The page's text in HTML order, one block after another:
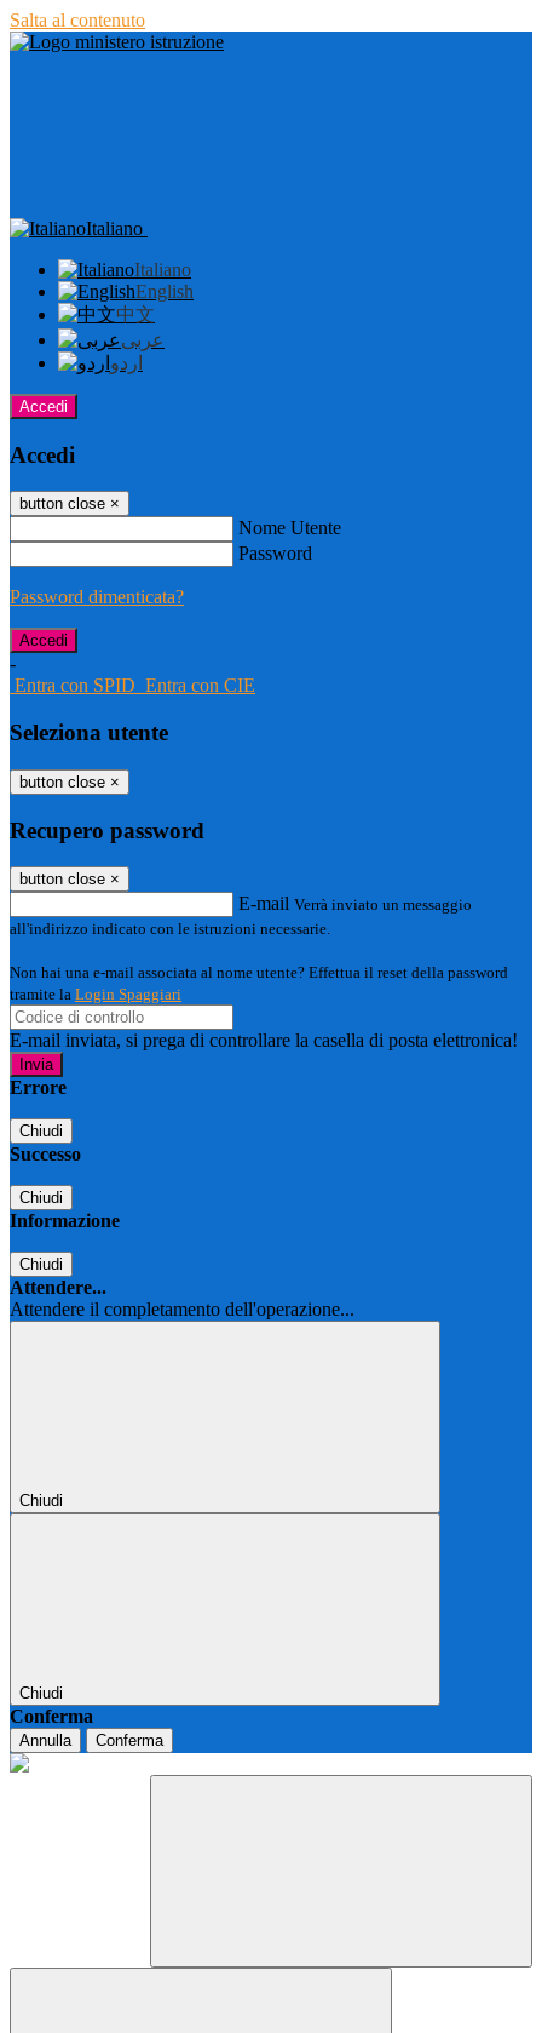
Salta al contenuto
Italiano
Italiano
English
中文
عربى
اردو
Accedi
Accedi
button close ×
Nome Utente
Password
Password dimenticata?
-
Entra con SPID Entra con CIE
Seleziona utente
button close ×
Recupero password
button close ×
E-mail Verrà inviato un messaggio
all'indirizzo indicato con le istruzioni necessarie.
Non hai una e-mail associata al nome utente? Effettua il reset della password
tramite la Login Spaggiari
E-mail inviata, si prega di controllare la casella di posta elettronica!
Errore
Chiudi
Successo
Chiudi
Informazione
Chiudi
Attendere...
Attendere il completamento dell'operazione...
Chiudi
Chiudi
Conferma
Annulla Conferma